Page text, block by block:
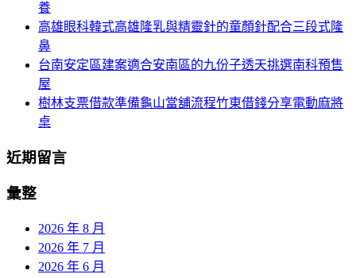
養
高雄眼科韓式高雄隆乳與精靈針的童顏針配合三段式隆
鼻
台南安定區建案適合安南區的九份子透天挑選南科預售
屋
樹林支票借款準備龜山當舖流程竹東借錢分享電動麻將
桌
近期留言
彙整
2026 年 8 月
2026 年 7 月
2026 年 6 月